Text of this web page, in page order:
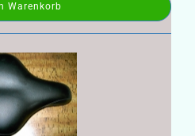
Warenkorb